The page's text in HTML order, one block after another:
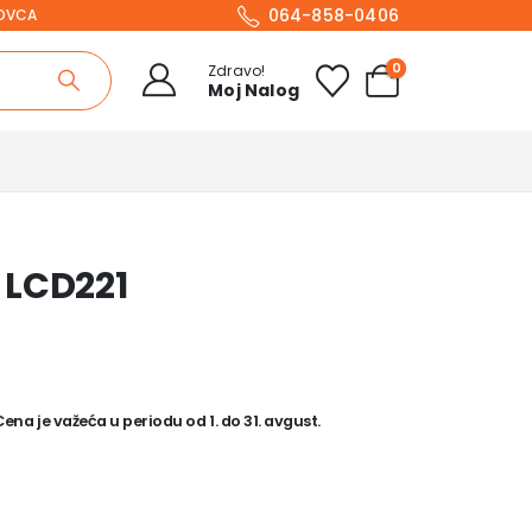
064-858-0406
Zdravo!
Moj Nalog
0
je važeća u periodu od 1. do 31. avgust.